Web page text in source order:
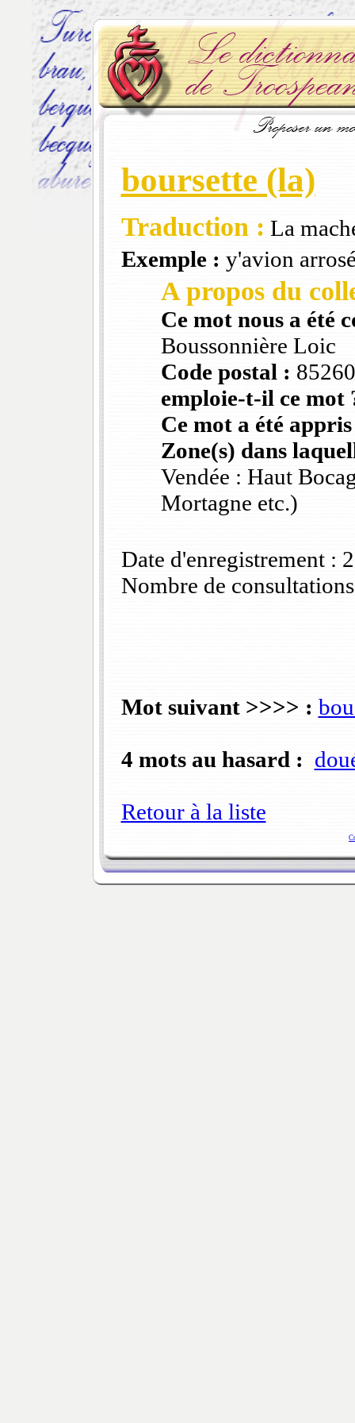
boursette (la)
Traduction : La
Exemple : y'avion
A propos du
Ce mot nous a été
Boussonnière Loic
Code postal :
emploie-t-il ce mot
Ce mot a été
Zone(s) dans
Vendée : Haut
Mortagne etc.)
Date d'enregistrement :
Nombre de
Mot suivant >>>> :
4 mots au hasard :
Retour à la liste